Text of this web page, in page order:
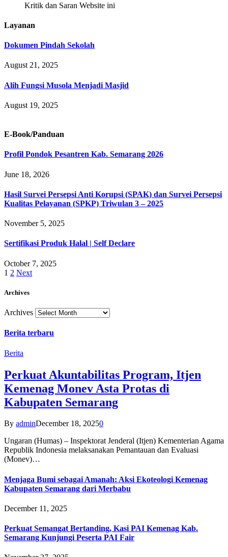
Kritik dan Saran Website ini
Layanan
Dokumen Pindah Sekolah
August 21, 2025
Alih Fungsi Musola Menjadi Masjid
August 19, 2025
E-Book/Panduan
Profil Pondok Pesantren Kab. Semarang 2026
June 18, 2026
Hasil Survei Persepsi Anti Korupsi (SPAK) dan Survei Persepsi
Kualitas Pelayanan (SPKP) Triwulan 3 – 2025
November 5, 2025
Sertifikasi Produk Halal | Self Declare
October 7, 2025
1 2 Next
Archives
Archives
Berita terbaru
Berita
Perkuat Akuntabilitas Program, Itjen
Kemenag Monev Asta Protas di
Kabupaten Semarang
By adminDecember 18, 20250
Ungaran (Humas) – Inspektorat Jenderal (Itjen) Kementerian Agama
Republik Indonesia melaksanakan Pemantauan dan Evaluasi
(Monev)…
Menjaga Bumi sebagai Amanah: Aksi Ekoteologi Kemenag
Kabupaten Semarang dari Merbabu
December 11, 2025
Perkuat Semangat Bertanding, Kasi PAI Kemenag Kab.
Semarang Kunjungi Peserta PAI Fair